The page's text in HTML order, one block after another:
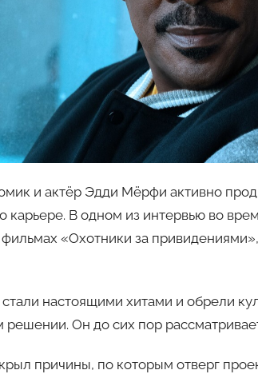
и актёр Эдди Мёрфи активно
карьере. В одном из интервью во
«Охотники за
настоящими хитами и обрели
решении. Он до сих пор
причины, по которым отверг